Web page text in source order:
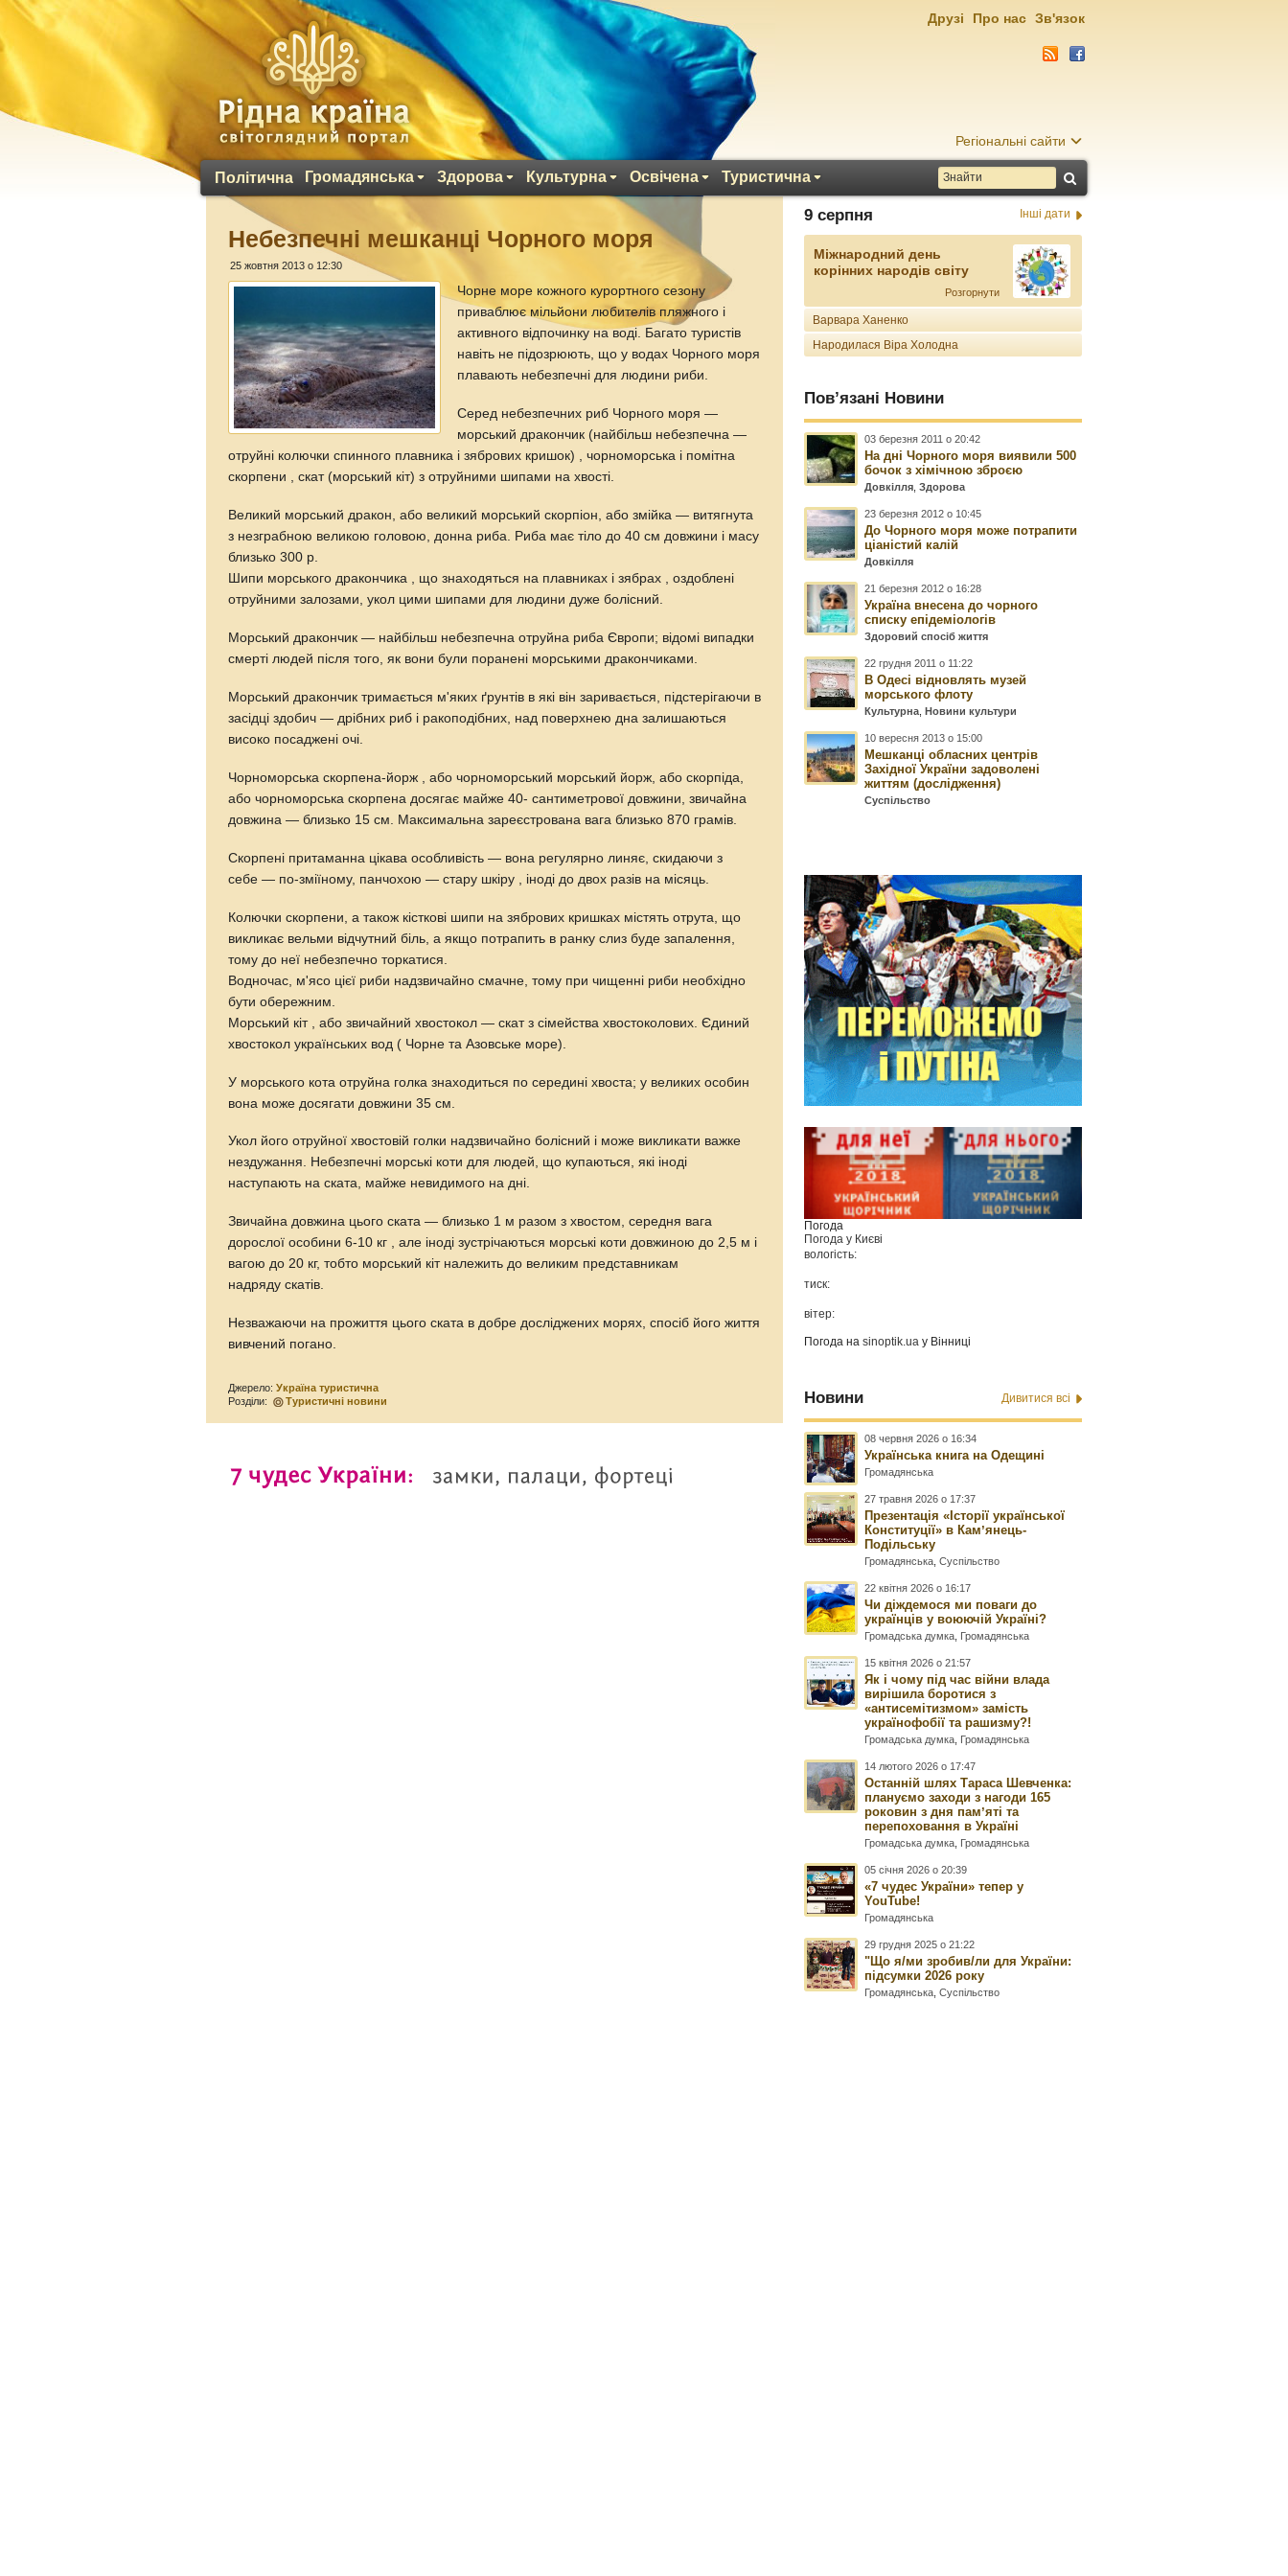
Регіональні сайти
Політична Громадянська Здорова Культурна Освічена Туристична
Друзі Про нас Зв'язок
Небезпечні мешканці Чорного моря
25 жовтня 2013 о 12:30
Чорне море кожного курортного сезону
приваблює мільйони любителів пляжного і
активного відпочинку на воді. Багато туристів
навіть не підозрюють, що у водах Чорного моря
плавають небезпечні для людини риби.
Серед небезпечних риб Чорного моря —
морський дракончик (найбільш небезпечна —
отруйні колючки спинного плавника і зябрових кришок) , чорноморська і помітна
скорпени , скат (морський кіт) з отруйними шипами на хвості.
Великий морський дракон, або великий морський скорпіон, або змійка — витягнута
з незграбною великою головою, донна риба. Риба має тіло до 40 см довжини і масу
близько 300 р.
Шипи морського дракончика , що знаходяться на плавниках і зябрах , оздоблені
отруйними залозами, укол цими шипами для людини дуже болісний.
Морський дракончик — найбільш небезпечна отруйна риба Європи; відомі випадки
смерті людей після того, як вони були поранені морськими дракончиками.
Морський дракончик тримається м'яких ґрунтів в які він заривається, підстерігаючи в
засідці здобич — дрібних риб і ракоподібних, над поверхнею дна залишаються
високо посаджені очі.
Чорноморська скорпена-йорж , або чорноморський морський йорж, або скорпіда,
або чорноморська скорпена досягає майже 40- сантиметрової довжини, звичайна
довжина — близько 15 см. Максимальна зареєстрована вага близько 870 грамів.
Скорпені притаманна цікава особливість — вона регулярно линяє, скидаючи з
себе — по-зміїному, панчохою — стару шкіру , іноді до двох разів на місяць.
Колючки скорпени, а також кісткові шипи на зябрових кришках містять отрута, що
викликає вельми відчутний біль, а якщо потрапить в ранку слиз буде запалення,
тому до неї небезпечно торкатися.
Водночас, м'ясо цієї риби надзвичайно смачне, тому при чищенні риби необхідно
бути обережним.
Морський кіт , або звичайний хвостокол — скат з сімейства хвостоколових. Єдиний
хвостокол українських вод ( Чорне та Азовське море).
У морського кота отруйна голка знаходиться по середині хвоста; у великих особин
вона може досягати довжини 35 см.
Укол його отруйної хвостовій голки надзвичайно болісний і може викликати важке
нездужання. Небезпечні морські коти для людей, що купаються, які іноді
наступають на ската, майже невидимого на дні.
Звичайна довжина цього ската — близько 1 м разом з хвостом, середня вага
дорослої особини 6-10 кг , але іноді зустрічаються морські коти довжиною до 2,5 м і
вагою до 20 кг, тобто морський кіт належить до великим представникам
надряду скатів.
Незважаючи на прожиття цього ската в добре досліджених морях, спосіб його життя
вивчений погано.
Джерело:Україна туристична
Розділи:
Туристичні новини
9 серпня Інші дати
Міжнародний день
корінних народів світу
Розгорнути
Варвара Ханенко
Народилася Віра Холодна
Пов’язані Новини
03 березня 2011 о 20:42
На дні Чорного моря виявили 500
бочок з хімічною зброєю
Довкілля ,Здорова
23 березня 2012 о 10:45
До Чорного моря може потрапити
ціаністий калій
Довкілля
21 березня 2012 о 16:28
Україна внесена до чорного
списку епідеміологів
Здоровий спосіб життя
22 грудня 2011 о 11:22
В Одесі відновлять музей
морського флоту
Культурна ,Новини культури
10 вересня 2013 о 15:00
Мешканці обласних центрів
Західної України задоволені
життям (дослідження)
Суспільство
Погода
Погода у Києві
вологість:
тиск:
вітер:
Погода наsinoptik.ua у Вінниці
Новини Дивитися всі
08 червня 2026 о 16:34
Українська книга на Одещині
Громадянська
27 травня 2026 о 17:37
Презентація «Історії української
Конституції» в Камʼянець-
Подільську
Громадянська ,Суспільство
22 квітня 2026 о 16:17
Чи діждемося ми поваги до
українців у воюючій Україні?
Громадська думка Громадянська
15 квітня 2026 о 21:57
Як і чому під час війни влада
вирішила боротися з
«антисемітизмом» замість
українофобії та рашизму?!
Громадська думка Громадянська
14 лютого 2026 о 17:47
Останній шлях Тараса Шевченка:
плануємо заходи з нагоди 165
роковин з дня памʼяті та
перепоховання в Україні
Громадська думка Громадянська
05 січня 2026 о 20:39
«7 чудес України» тепер у
YouTube!
Громадянська
29 грудня 2025 о 21:22
"Що я/ми зробив/ли для України:
підсумки 2026 року
Громадянська ,Суспільство